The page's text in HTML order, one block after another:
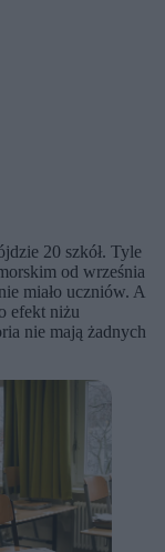
20 szkół. Tyle
od września
miało uczniów. A
efekt niżu
nie mają żadnych